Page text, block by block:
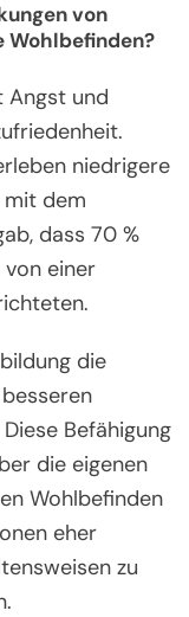
von
Wohlbefinden?
Angst und
niedrigere
mit dem
dass 70 %
von einer
die
Befähigung
die eigenen
Wohlbefinden
eher
zu